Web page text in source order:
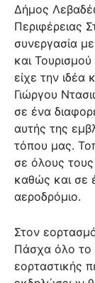
Δήμος
Περιφέρειας
συνεργασία
και
είχε την ιδέα
Γιώργου
σε ένα
αυτής της
τόπου μας.
σε όλους
καθώς και σε
αεροδρόμιο.
Στον
Πάσχα όλο το
εορταστικής